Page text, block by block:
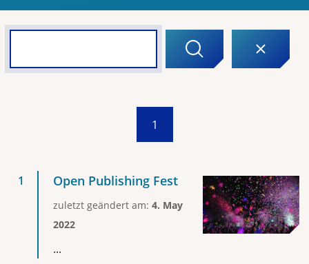
1
Open Publishing Fest
zuletzt geändert am: 4. May
2022
...